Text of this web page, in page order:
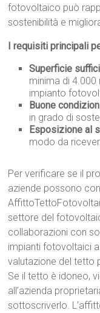
fotovoltaico può
sostenibilità e
I requisiti principali
Superficie
minima di
impianto
Buone
in grado di
Esposizione al
modo da
Per verificare se il
aziende possono
settore del
collaborazioni con
impianti fotovoltaici
valutazione del tetto
Se il tetto è idoneo,
all’azienda
sottoscriverlo.